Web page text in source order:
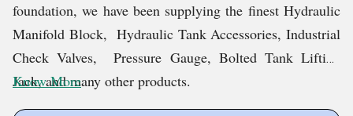
foundation, we have been supplying the finest Hydraulic
Manifold Block, Hydraulic Tank Accessories, Industrial
Check Valves, Pressure Gauge, Bolted Tank Lifting
Jack, and many other products.
Know More